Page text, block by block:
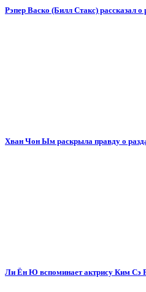
Рэпер Васко (Билл Стакс) рассказал о
Хван Чон Ым раскрыла правду о
Ли Ён Ю вспоминает актрису Ким Сэ